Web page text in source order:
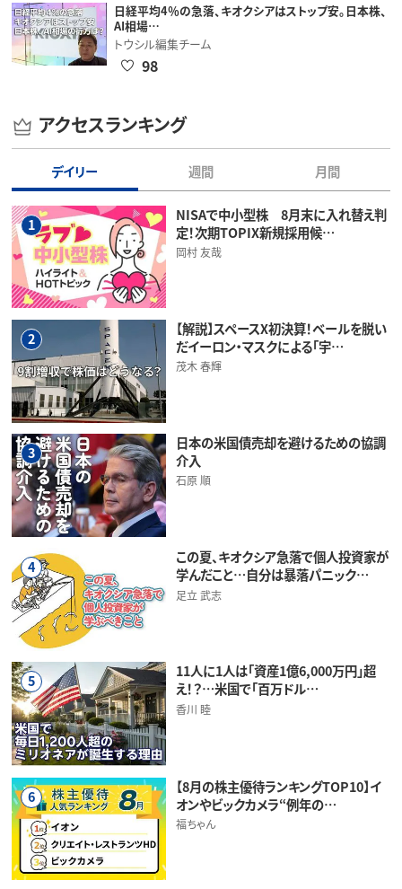
日経平均4％の急落、キオクシアはストップ安。日本株、
AI相場…
トウシル編集チーム
98
アクセスランキング
デイリー 週間 月間
1
NISAで中小型株 8月末に入れ替え判
定！次期TOPIX新規採用候…
岡村 友哉
2
【解説】スペースX初決算！ベールを脱い
だイーロン・マスクによる「宇…
茂木 春輝
3
日本の米国債売却を避けるための協調
介入
石原 順
4
この夏、キオクシア急落で個人投資家が
学んだこと…自分は暴落パニック…
足立 武志
5
11人に1人は「資産1億6,000万円」超
え！？…米国で「百万ドル…
香川 睦
6
【8月の株主優待ランキングTOP10】イ
オンやビックカメラ“例年の…
福ちゃん